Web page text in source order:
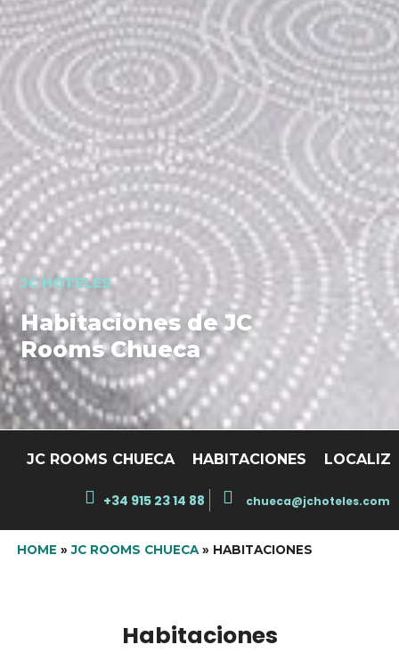
JC HOTELES
Habitaciones de JC
Rooms Chueca
JC ROOMS CHUECA HABITACIONES
+34 915 23 14 88 chueca@jchoteles.com
HOME »JC ROOMS CHUECA» HABITACIONES
Habitaciones